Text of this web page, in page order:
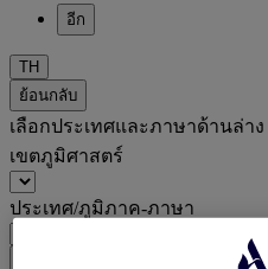
อีก
TH
ย้อนกลับ
เลือกประเทศและภาษาด้านล่าง
เขตภูมิศาสตร์
ประเทศ/ภูมิภาค-ภาษา